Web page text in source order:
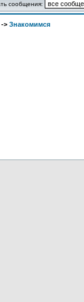
сообщения:
-> Знакомимся